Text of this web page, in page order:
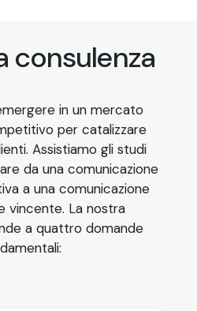
consulenza
in un mercato
per catalizzare
Assistiamo gli studi
da una comunicazione
a una comunicazione
vincente. La nostra
a quattro domande